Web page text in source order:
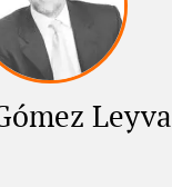
Leyva